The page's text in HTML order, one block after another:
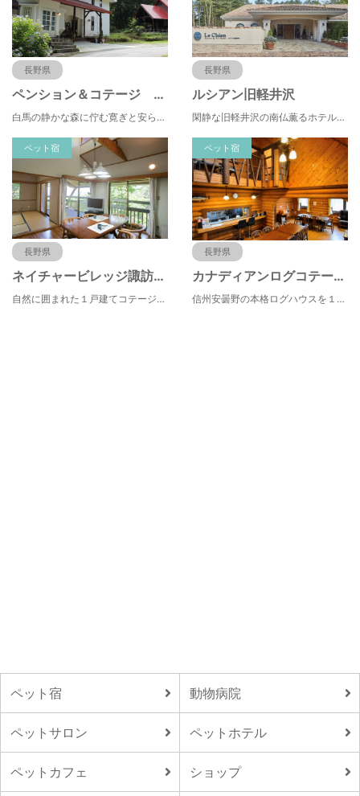
長野県
ペンション＆コテージ 植物誌
白馬の静かな森に佇む寛ぎと安らぎの宿、お料理は旬を味わう本格フレンチフルコースをお楽しみください
長野県
ルシアン旧軽井沢
閑静な旧軽井沢の南仏薫るホテルで心地よい休日を愛犬と一緒にお過ごし下さい。ワンちゃん2頭目まで無料。
ペット宿
長野県
ネイチャービレッジ諏訪塩嶺
自然に囲まれた１戸建てコテージで安心・安全♪ペットと泊まれるコテージあり☆BBQ場あり☆
ペット宿
長野県
カナディアンログコテージＴＡＫＩＴＡＲＯ
信州安曇野の本格ログハウスを１棟貸切。大切な家族・仲間と過ごす贅沢プライベート空間。
ペット宿 動物病院
ペットサロン ペットホテル
ペットカフェ ショップ